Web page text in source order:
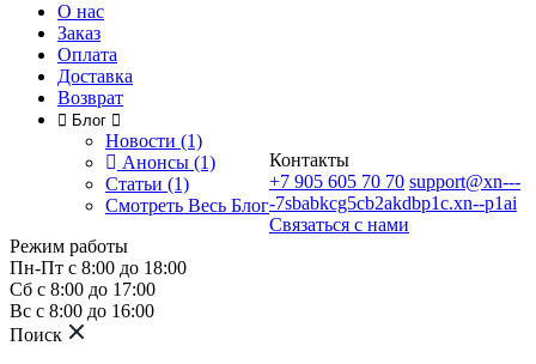
О нас
Заказ
Оплата
Доставка
Возврат
Блог
Новости (1)
Анонсы (1)
Статьи (1)
Смотреть Весь Блог
Контакты
+7 905 605 70 70 support@xn---
-7sbabkcg5cb2akdbp1c.xn--p1ai
Связаться с нами
Режим работы
Пн-Пт с 8:00 до 18:00
Сб с 8:00 до 17:00
Вс с 8:00 до 16:00
Поиск